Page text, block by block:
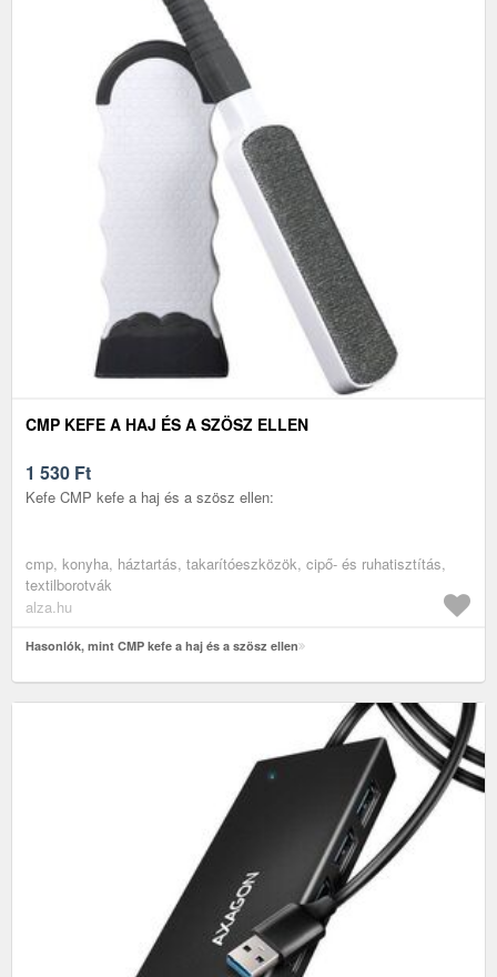
CMP KEFE A HAJ ÉS A SZÖSZ ELLEN
1 530 Ft
Kefe CMP kefe a haj és a szösz ellen:
cmp, konyha, háztartás, takarítóeszközök, cipő- és ruhatisztítás,
textilborotvák
alza.hu
Hasonlók, mint CMP kefe a haj és a szösz ellen